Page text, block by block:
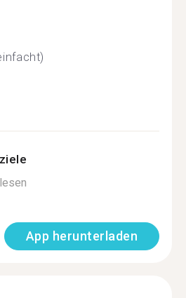
App herunterladen